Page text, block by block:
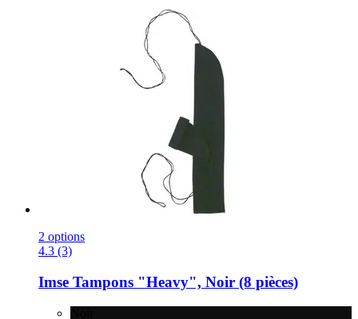
2 options
4.3 (3)
Imse Tampons "Heavy", Noir (8 pièces)